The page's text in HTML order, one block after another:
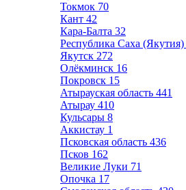
Токмок 70
Кант 42
Кара-Балта 32
Республика Саха (Якутия)
Якутск 272
Олёкминск 16
Покровск 15
Атырауская область 441
Атырау 410
Кульсары 8
Аккистау 1
Псковская область 436
Псков 162
Великие Луки 71
Опочка 17